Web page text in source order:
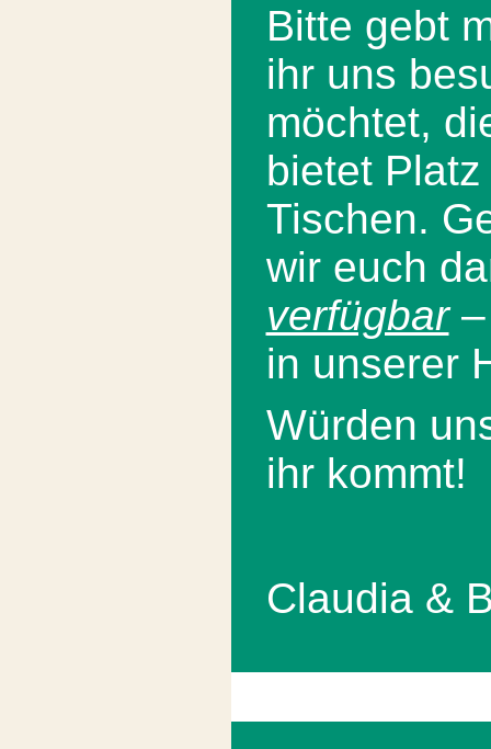
Bitte gebt
ihr uns
möchtet,
bietet
Tischen.
wir euch
verfügbar–
in unserer
Würden
ihr kommt!
Claudia &